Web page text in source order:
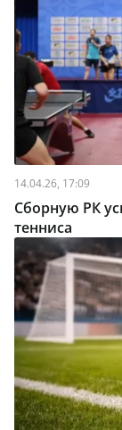
14.04.26, 17:09
Сборную РК
тенниса